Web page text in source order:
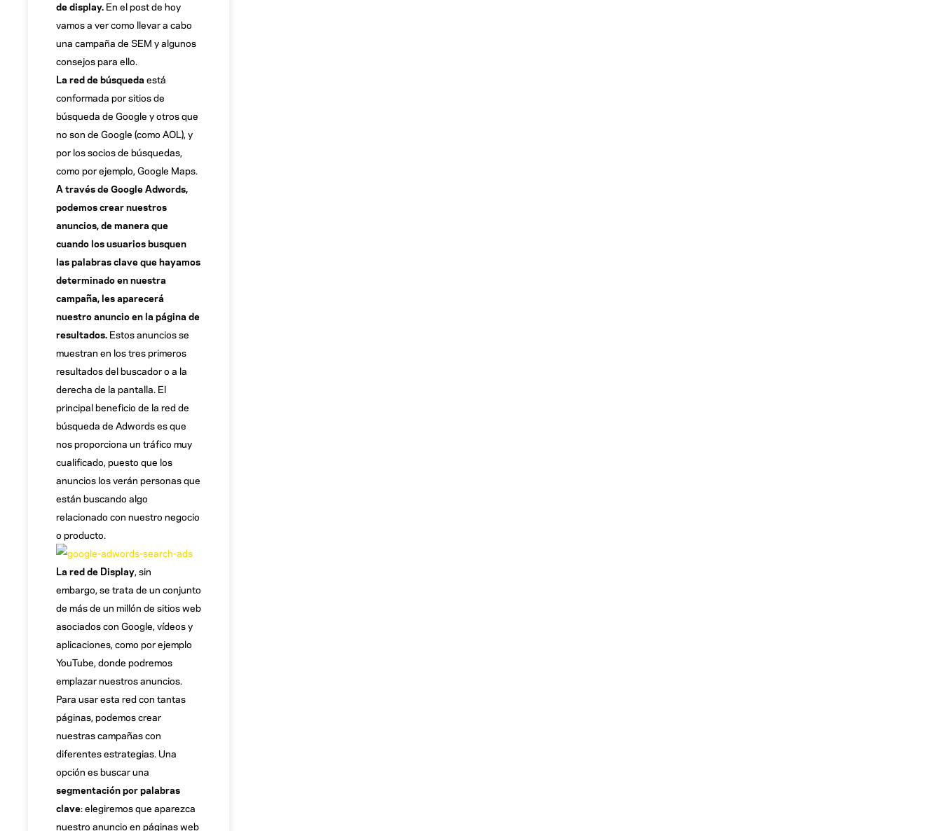
de display. En el post de hoy
vamos a ver como llevar a cabo
una campaña de SEM y algunos
consejos para ello.
La red de búsqueda está
conformada por sitios de
búsqueda de Google y otros que
no son de Google (como AOL), y
por los socios de búsquedas,
como por ejemplo, Google Maps.
A través de Google Adwords,
podemos crear nuestros
anuncios, de manera que
cuando los usuarios busquen
las palabras clave que hayamos
determinado en nuestra
campaña, les aparecerá
nuestro anuncio en la página de
resultados. Estos anuncios se
muestran en los tres primeros
resultados del buscador o a la
derecha de la pantalla. El
principal beneficio de la red de
búsqueda de Adwords es que
nos proporciona un tráfico muy
cualificado, puesto que los
anuncios los verán personas que
están buscando algo
relacionado con nuestro negocio
o producto.
La red de Display , sin
embargo, se trata de un conjunto
de más de un millón de sitios web
asociados con Google, vídeos y
aplicaciones, como por ejemplo
YouTube, donde podremos
emplazar nuestros anuncios.
Para usar esta red con tantas
páginas, podemos crear
nuestras campañas con
diferentes estrategias. Una
opción es buscar una
segmentación por palabras
clave: elegiremos que aparezca
nuestro anuncio en páginas web